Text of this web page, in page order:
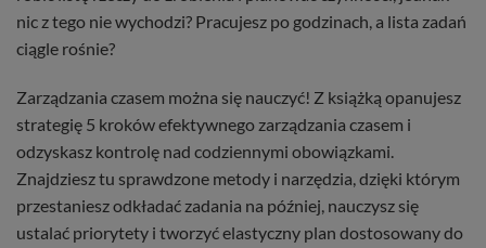
nic z tego nie wychodzi? Pracujesz po godzinach, a lista zadań
ciągle rośnie?
Zarządzania czasem można się nauczyć! Z książką opanujesz
strategię 5 kroków efektywnego zarządzania czasem i
odzyskasz kontrolę nad codziennymi obowiązkami.
Znajdziesz tu sprawdzone metody i narzędzia, dzięki którym
przestaniesz odkładać zadania na później, nauczysz się
ustalać priorytety i tworzyć elastyczny plan dostosowany do